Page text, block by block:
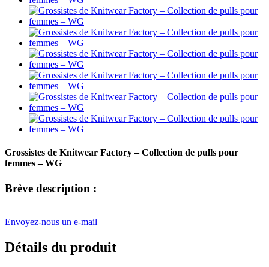
Grossistes de Knitwear Factory – Collection de pulls pour
femmes – WG
Brève description :
Envoyez-nous un e-mail
Détails du produit